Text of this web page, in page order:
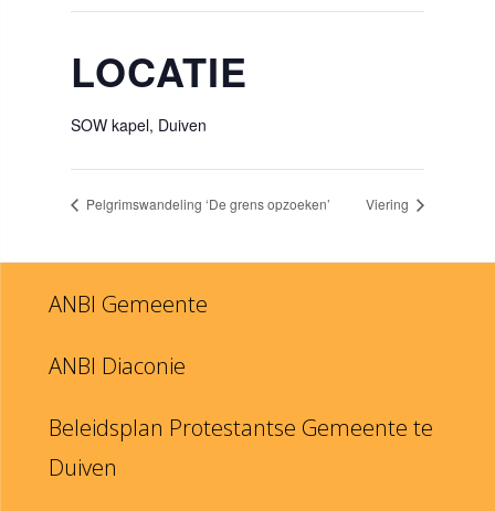
LOCATIE
SOW kapel, Duiven
Pelgrimswandeling ‘De grens opzoeken’ Viering
ANBI Gemeente
ANBI Diaconie
Beleidsplan Protestantse Gemeente te
Duiven